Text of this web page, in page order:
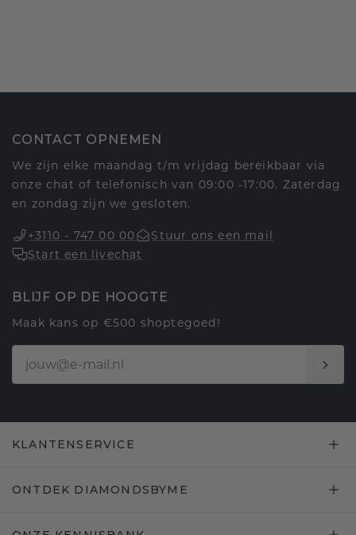
CONTACT OPNEMEN
We zijn elke maandag t/m vrijdag bereikbaar via
onze chat of telefonisch van 09:00 -17:00. Zaterdag
en zondag zijn we gesloten.
+3110 - 747 00 00
Stuur ons een mail
Start een livechat
BLIJF OP DE HOOGTE
Maak kans op €500 shoptegoed!
KLANTENSERVICE
ONTDEK DIAMONDSBYME